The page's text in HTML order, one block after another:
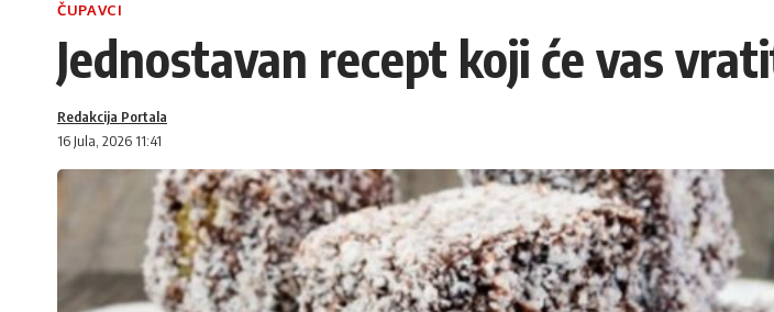
ČUPAVCI
Jednostavan recept koji će vas
16 Jula, 2026 11:41
Redakcija Portala